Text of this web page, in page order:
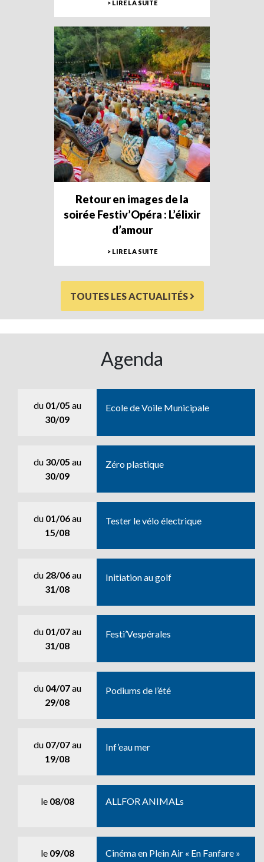
> LIRE LA SUITE
Retour en images de la
soirée Festiv’Opéra : L’élixir
d’amour
> LIRE LA SUITE
TOUTES LES ACTUALITÉS
Agenda
du 01/05 au
30/09
Ecole de Voile Municipale
du 30/05 au
30/09
Zéro plastique
du 01/06au
15/08
Tester le vélo électrique
du 28/06au
31/08
Initiation au golf
du 01/07au
31/08
Festi’Vespérales
du 04/07au
29/08
Podiums de l’été
du 07/07au
19/08
Inf’eau mer
le 08/08 ALLFOR ANIMALs
le 09/08 Cinéma en Plein Air « En Fanfare »